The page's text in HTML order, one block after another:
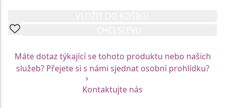
Máte dotaz týkající se tohoto produktu nebo našich
služeb? Přejete si s námi sjednat osobní prohlídku?
Kontaktujte nás